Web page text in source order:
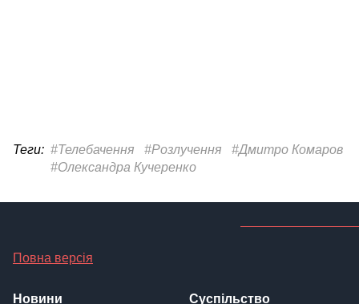
Теги: #Телебачення #Розлучення
#Дмитро Комаров
#Олександра Кучеренко
Повна версія
Новини Суспільство